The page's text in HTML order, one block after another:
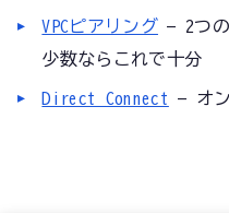
VPCピアリング— 2つの
少数ならこれで十分
Direct Connect — オ